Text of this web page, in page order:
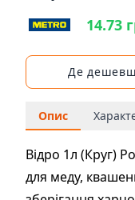
14.73
Де
Опис
Відро 1л (Круг)
для меду,